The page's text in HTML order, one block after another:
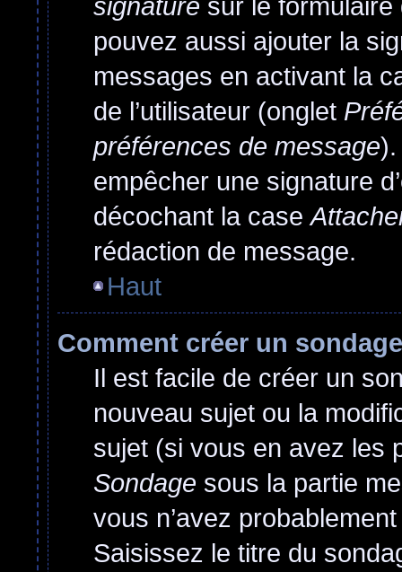
signature sur le
pouvez aussi ajouter la
messages en activant la
de l’utilisateur (onglet
préférences de message).
empêcher une signature
décochant la case
rédaction de message.
Haut
Comment créer un
Il est facile de créer un
nouveau sujet ou la
sujet (si vous en avez les
Sondage sous la partie
vous n’avez
Saisissez le titre du